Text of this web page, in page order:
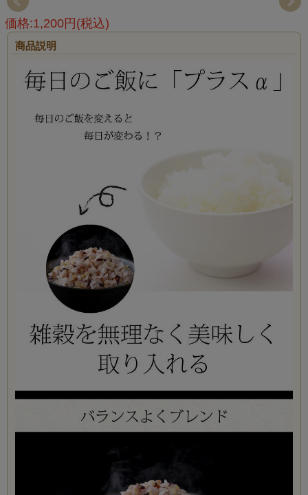
価格:1,200円(税込)
商品説明